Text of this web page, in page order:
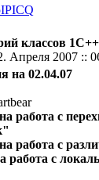
ICQ
классов
Апреля 2007 ::
на 02.04.07
работа с
работа с
работа с